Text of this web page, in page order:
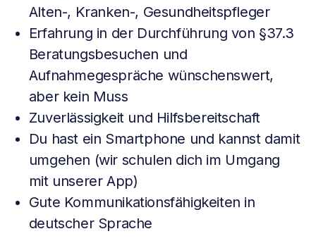
Alten-, Kranken-, Gesundheitspfleger
Erfahrung in der Durchführung von §37.3
Beratungsbesuchen und
Aufnahmegespräche wünschenswert,
aber kein Muss
Zuverlässigkeit und Hilfsbereitschaft
Du hast ein Smartphone und kannst damit
umgehen (wir schulen dich im Umgang
mit unserer App)
Gute Kommunikationsfähigkeiten in
deutscher Sprache